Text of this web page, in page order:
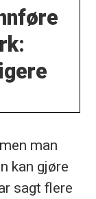
man
kan gjøre
sagt flere